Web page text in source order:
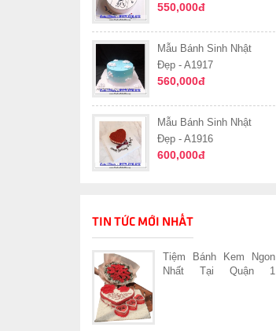
550,000đ
Mẫu Bánh Sinh Nhật
Đẹp - A1917
560,000đ
Mẫu Bánh Sinh Nhật
Đẹp - A1916
600,000đ
TIN TỨC MỚI NHẤT
Tiệm Bánh Kem Ngon
Nhất Tại Quận 1